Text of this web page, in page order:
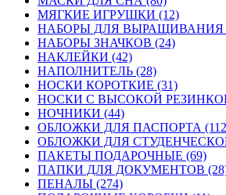
МЯГКИЕ ИГРУШКИ (12)
НАБОРЫ ДЛЯ ВЫРАЩИВАНИЯ
НАБОРЫ ЗНАЧКОВ (24)
НАКЛЕЙКИ (42)
НАПОЛНИТЕЛЬ (28)
НОСКИ КОРОТКИЕ (31)
НОСКИ С ВЫСОКОЙ
НОЧНИКИ (44)
ОБЛОЖКИ ДЛЯ ПАСПОРТА
ОБЛОЖКИ ДЛЯ
ПАКЕТЫ ПОДАРОЧНЫЕ (69)
ПАПКИ ДЛЯ ДОКУМЕНТОВ
ПЕНАЛЫ (274)